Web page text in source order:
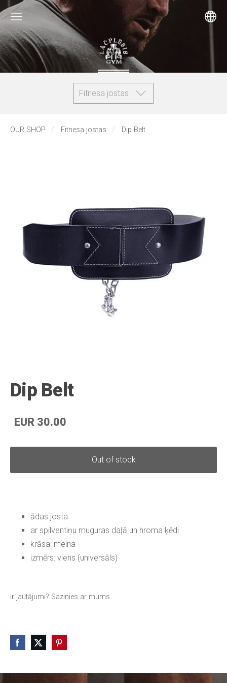
Fitnesa jostas
OUR SHOP Fitnesa jostas Dip Belt
Dip Belt
EUR 30.00
Out of stock
ādas josta
ar spilventiņu muguras daļā un hroma ķēdi
krāsa: melna
izmērs: viens (universāls)
Ir jautājumi? Sazinies ar mums.